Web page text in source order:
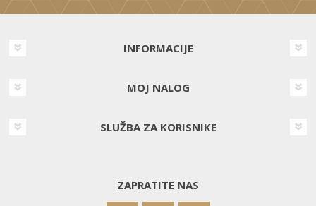
INFORMACIJE
MOJ NALOG
SLUŽBA ZA KORISNIKE
ZAPRATITE NAS